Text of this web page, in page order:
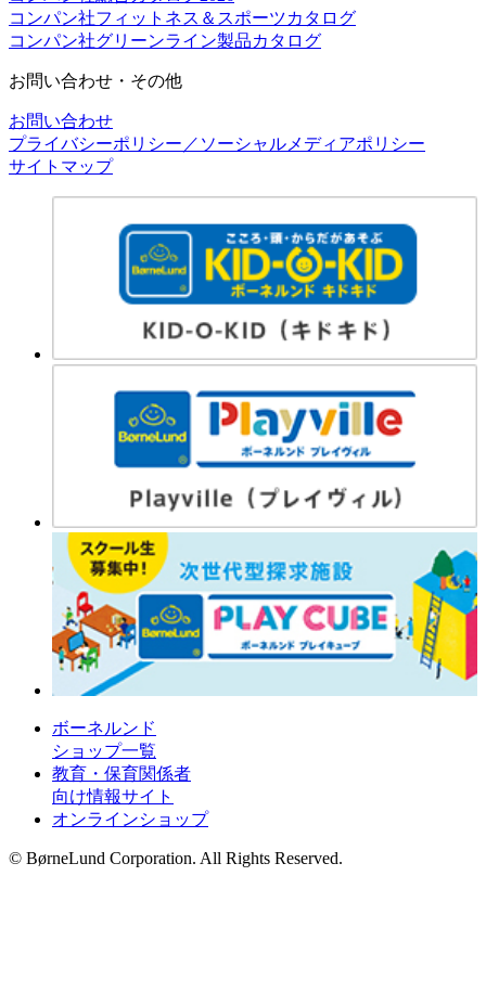
コンパン社フィットネス＆スポーツカタログ
コンパン社グリーンライン製品カタログ
お問い合わせ・その他
お問い合わせ
プライバシーポリシー／ソーシャルメディアポリシー
サイトマップ
ボーネルンド
ショップ一覧
教育・保育関係者
向け情報サイト
オンラインショップ
© BørneLund Corporation. All Rights Reserved.